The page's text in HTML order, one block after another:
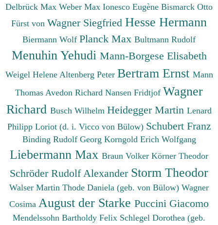
Delbrück Max Weber Max Ionesco Eugène Bismarck Otto
Fürst von Wagner Siegfried Hesse Hermann
Biermann Wolf Planck Max Bultmann Rudolf
Menuhin Yehudi Mann-Borgese Elisabeth
Weigel Helene Altenberg Peter Bertram Ernst Mann
Thomas Avedon Richard Nansen Fridtjof Wagner
Richard Busch Wilhelm Heidegger Martin Lenard
Philipp Loriot (d. i. Vicco von Bülow) Schubert Franz
Binding Rudolf Georg Korngold Erich Wolfgang
Liebermann Max Braun Volker Körner Theodor
Schröder Rudolf Alexander Storm Theodor
Walser Martin Thode Daniela (geb. von Bülow) Wagner
Cosima August der Starke Puccini Giacomo
Mendelssohn Bartholdy Felix Schlegel Dorothea (geb.